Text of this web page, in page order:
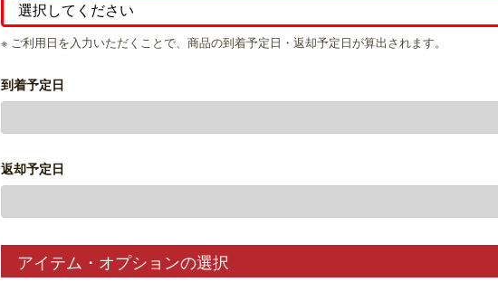
※ ご利用日を入力いただくことで、商品の到着予定日・返却予定日が算出されます。
到着予定日
返却予定日
アイテム・オプションの選択